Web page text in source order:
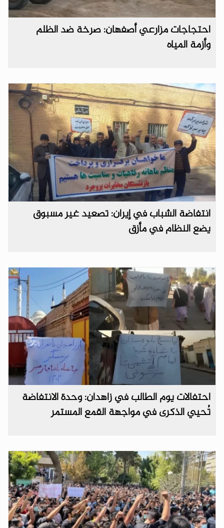
احتجاجات مزارعي أصفهان: صرخة ضد الظلم
وأزمة المياه
انتفاضة الشباب في إيران: تصعيد غير مسبوق
يضع النظام في مأزق
احتفالات يوم الطالب في زاهدان: وحدة الانتفاضة
تُحيي الذكرى في مواجهة القمع المستمر